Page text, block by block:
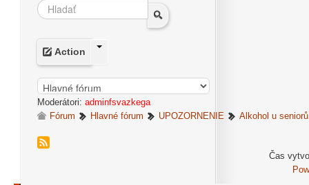
Action
Moderátori: adminfsvazkega
Fórum
Hlavné fórum UPOZORNENIE Alkohol u seniorů
Čas